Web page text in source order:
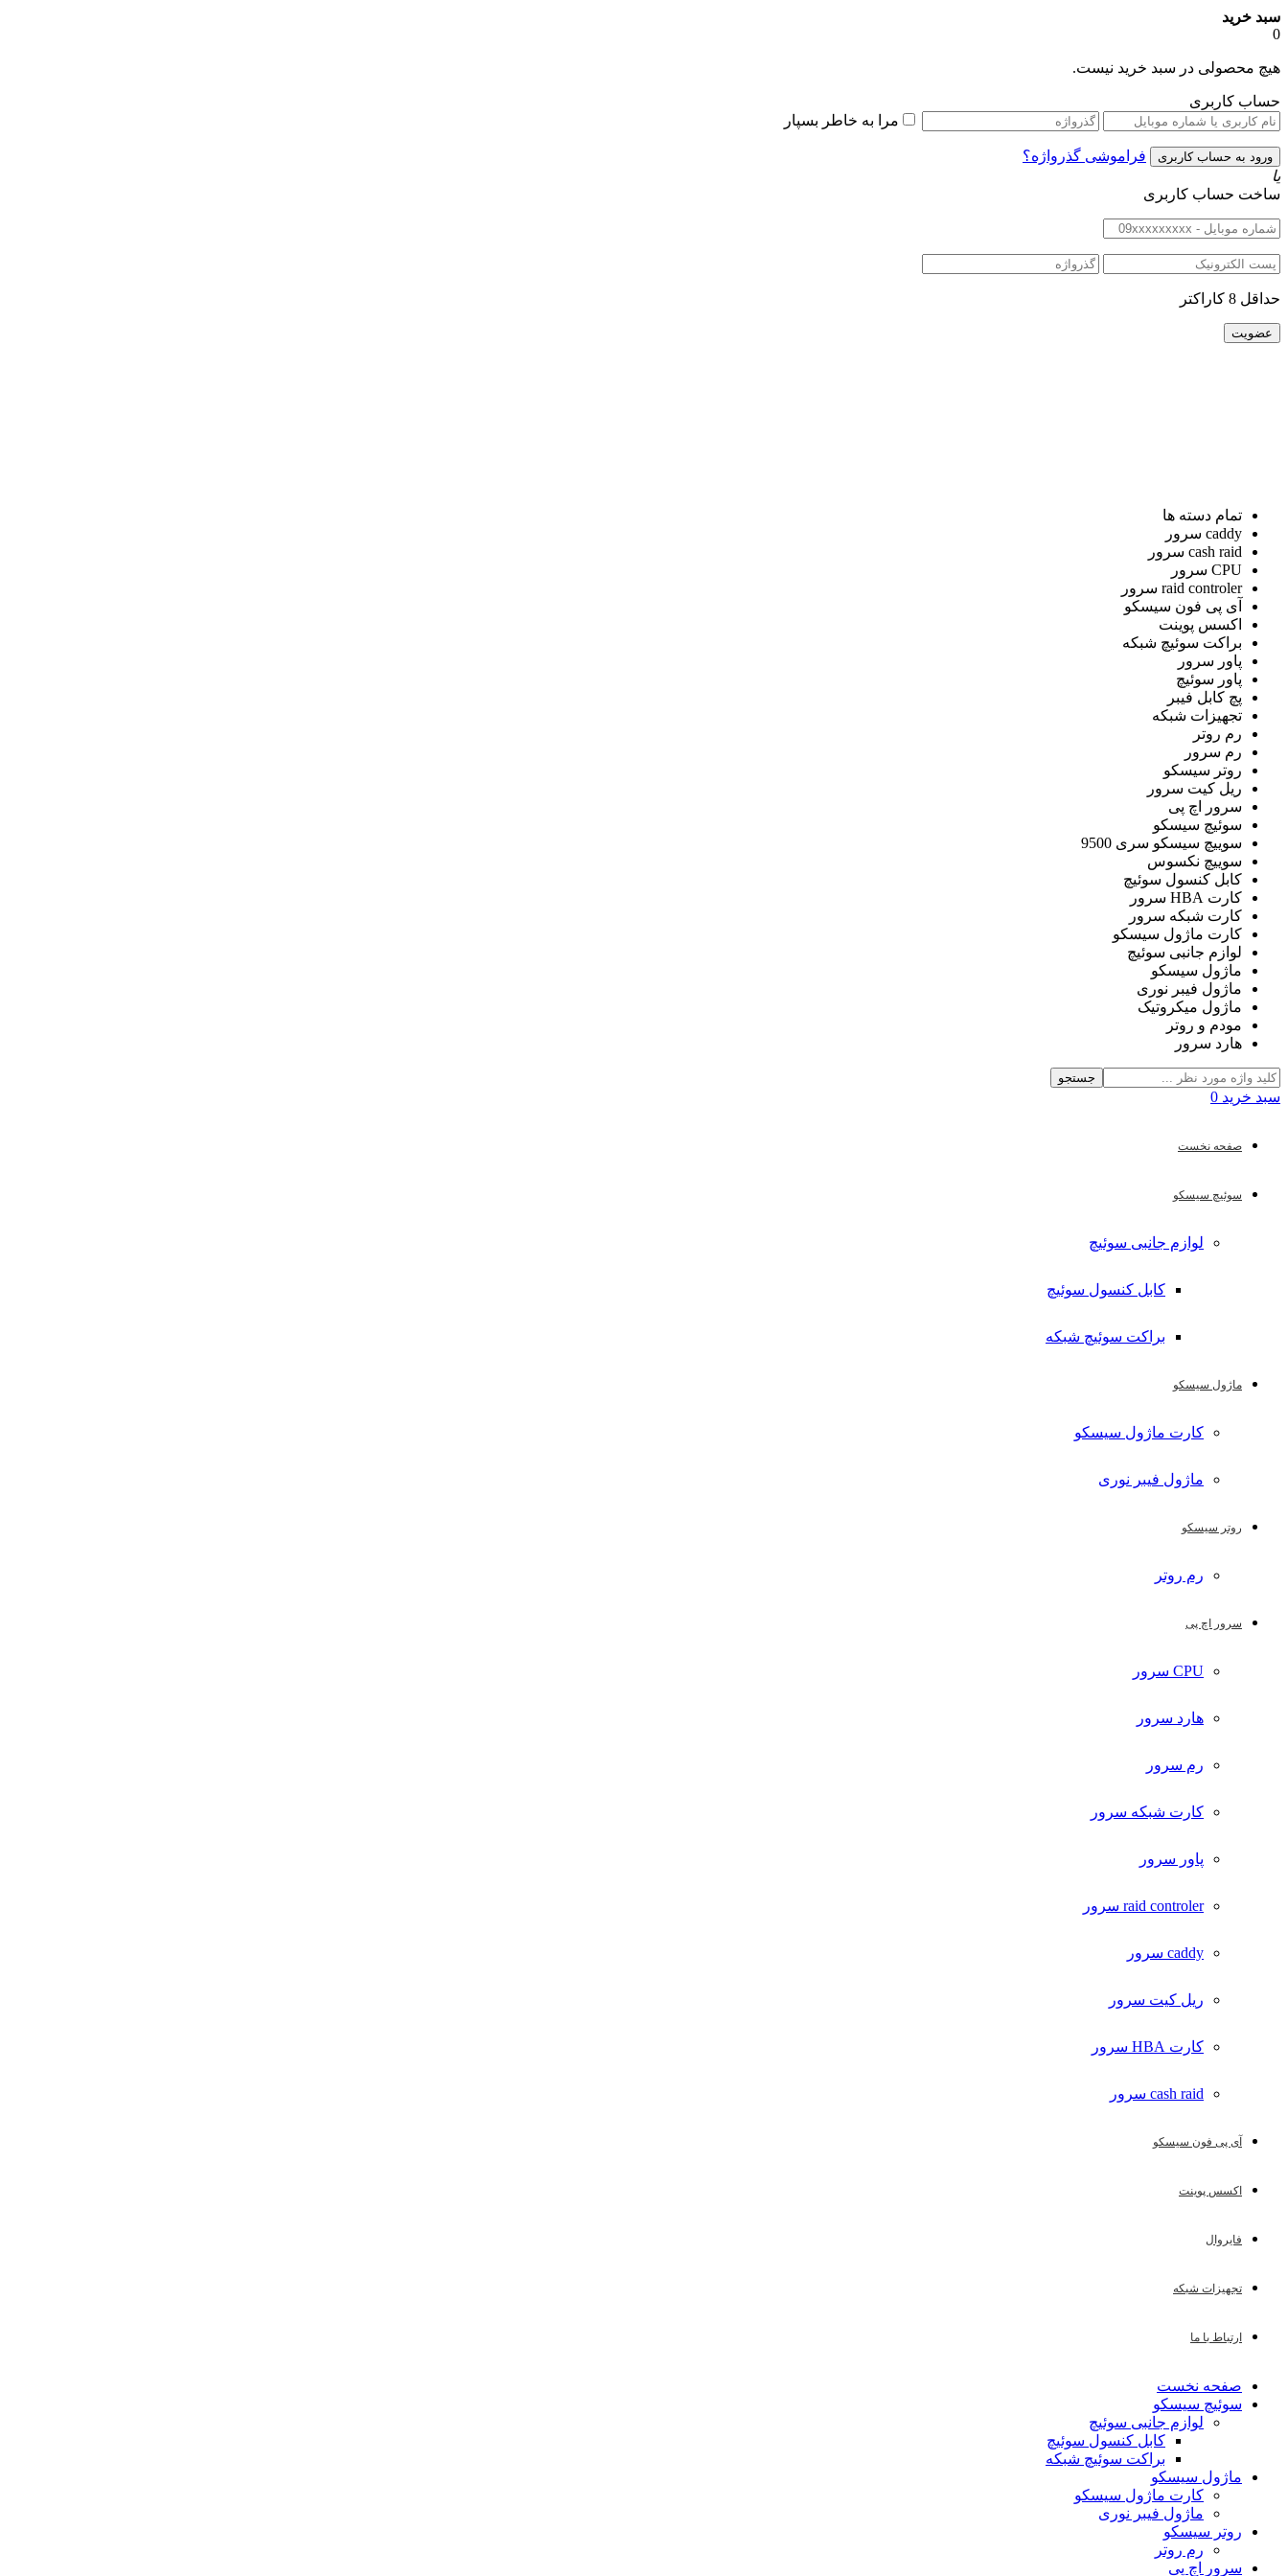
سبد خرید
0
هیچ محصولی در سبد خرید نیست.
حساب کاربری
مرا به خاطر بسپار
فراموشی گذرواژه؟
یا
ساخت حساب کاربری
حداقل 8 کاراکتر
تمام دسته ها
caddy سرور
cash raid سرور
CPU سرور
raid controler سرور
آی پی فون سیسکو
اکسس پوینت
براکت سوئیچ شبکه
پاور سرور
پاور سوئیچ
پچ کابل فیبر
تجهیزات شبکه
رم روتر
رم سرور
روتر سیسکو
ریل کیت سرور
سرور اچ پی
سوئیچ سیسکو
سوییچ سیسکو سری 9500
سوییچ نکسوس
کابل کنسول سوئیچ
کارت HBA سرور
کارت شبکه سرور
کارت ماژول سیسکو
لوازم جانبی سوئیچ
ماژول سیسکو
ماژول فیبر نوری
ماژول میکروتیک
مودم و روتر
هارد سرور
جستجو
سبد خرید 0
صفحه نخست
سوئیچ سیسکو
لوازم جانبی سوئیچ
کابل کنسول سوئیچ
براکت سوئیچ شبکه
ماژول سیسکو
کارت ماژول سیسکو
ماژول فیبر نوری
روتر سیسکو
رم روتر
سرور اچ پی
CPU سرور
هارد سرور
رم سرور
کارت شبکه سرور
پاور سرور
raid controler سرور
caddy سرور
ریل کیت سرور
کارت HBA سرور
cash raid سرور
آی پی فون سیسکو
اکسس پوینت
فایروال
تجهیزات شبکه
ارتباط با ما
صفحه نخست
سوئیچ سیسکو
لوازم جانبی سوئیچ
کابل کنسول سوئیچ
براکت سوئیچ شبکه
ماژول سیسکو
کارت ماژول سیسکو
ماژول فیبر نوری
روتر سیسکو
رم روتر
سرور اچ پی